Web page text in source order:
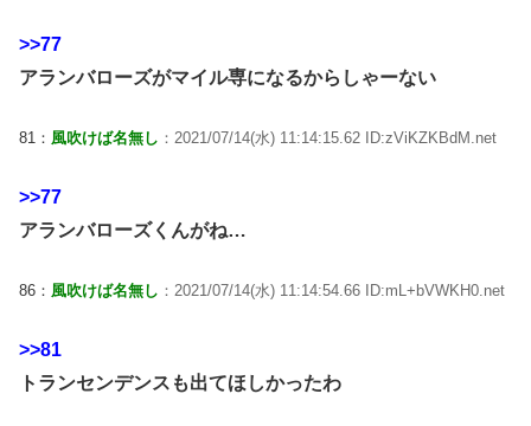
>>77
アランバローズがマイル専になるからしゃーない
81： 風吹けば名無し ：2021/07/14(水) 11:14:15.62 ID:zViKZKBdM.net
>>77
アランバローズくんがね…
86： 風吹けば名無し ：2021/07/14(水) 11:14:54.66 ID:mL+bVWKH0.net
>>81
トランセンデンスも出てほしかったわ